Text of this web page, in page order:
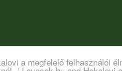
a megfelelő felhasználói